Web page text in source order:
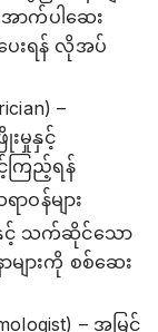
ောက်ပါဆေး
ေးရန် လိုအပ်
–
မှုနှင့်
ကြည့်ရန်
ဝန်များ
နှင့် သက်ဆိုင်သော
များကို စစ်ဆေး
– အမြင်